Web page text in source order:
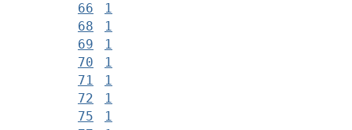
66
1
68
1
69
1
70
1
71
1
72
1
75
1